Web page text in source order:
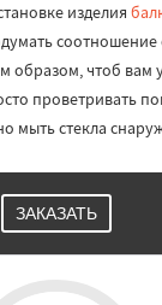
изделия
соотношение
образом, чтоб вам
проветривать
мыть стекла
ЗАКАЗАТЬ